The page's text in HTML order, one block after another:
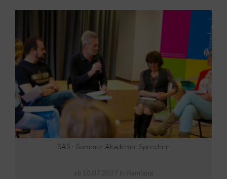
SAS - Sommer Akademie Sprechen
ab 10.07.2027 in Hamburg